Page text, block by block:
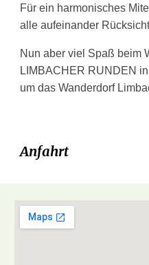
Für ein harmonisches
alle aufeinander
Nun aber viel Spaß beim
LIMBACHER RUNDEN
um das Wanderdorf
Anfahrt